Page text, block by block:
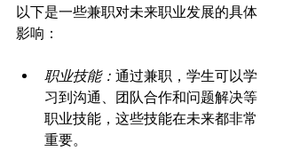
以下是一些兼职对未来职业发展的具体
职业技能： 通过兼职，学生可以学
习到沟通、团队合作和问题解决等
职业技能，这些技能在未来都非常
重要。